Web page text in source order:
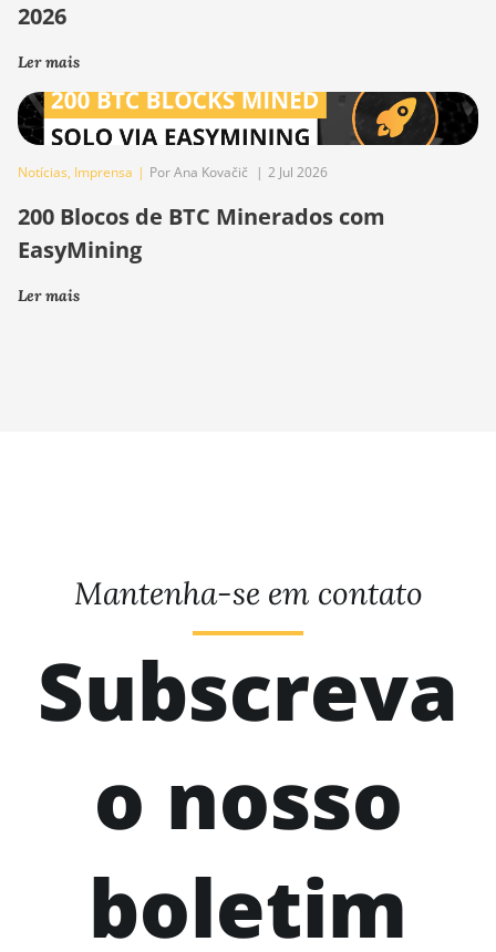
2026
Ler mais
Notícias, Imprensa | Por Ana Kovačič | 2 Jul 2026
200 Blocos de BTC Minerados com
EasyMining
Ler mais
Mantenha-se em contato
Subscreva
o nosso
boletim